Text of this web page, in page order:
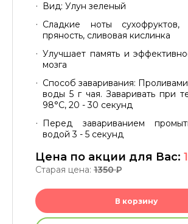
Вид: Улун зеленый
Сладкие ноты сухофруктов,
пряность, сливовая кислинка
Улучшает память и
мозга
Способ заваривания:
воды 5 г чая. Заваривать при
98°C, 20 - 30 секунд
Перед завариванием
водой 3 - 5 секунд
Цена по акции для Вас:
Старая цена: 1350P
В корзину